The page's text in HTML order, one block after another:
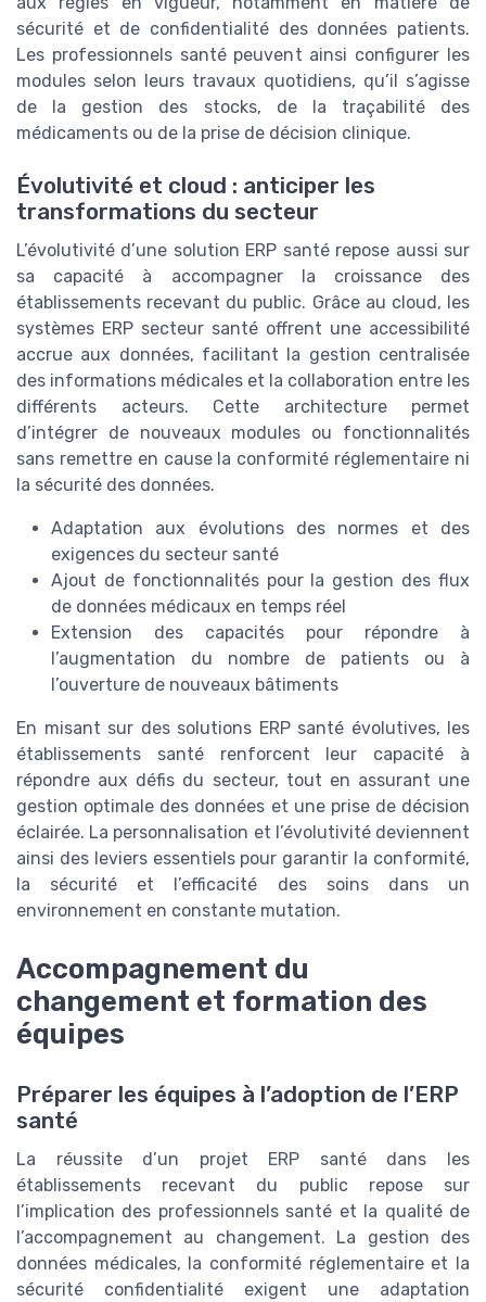
sécurité et de confidentialité des données patients.
Les professionnels santé peuvent ainsi configurer les
modules selon leurs travaux quotidiens, qu’il s’agisse
de la gestion des stocks, de la traçabilité des
médicaments ou de la prise de décision clinique.
Évolutivité et cloud : anticiper les
transformations du secteur
L’évolutivité d’une solution ERP santé repose aussi sur
sa capacité à accompagner la croissance des
établissements recevant du public. Grâce au cloud, les
systèmes ERP secteur santé offrent une accessibilité
accrue aux données, facilitant la gestion centralisée
des informations médicales et la collaboration entre les
différents acteurs. Cette architecture permet
d’intégrer de nouveaux modules ou fonctionnalités
sans remettre en cause la conformité réglementaire ni
la sécurité des données.
Adaptation aux évolutions des normes et des
exigences du secteur santé
Ajout de fonctionnalités pour la gestion des flux
de données médicaux en temps réel
Extension des capacités pour répondre à
l’augmentation du nombre de patients ou à
l’ouverture de nouveaux bâtiments
En misant sur des solutions ERP santé évolutives, les
établissements santé renforcent leur capacité à
répondre aux défis du secteur, tout en assurant une
gestion optimale des données et une prise de décision
éclairée. La personnalisation et l’évolutivité deviennent
ainsi des leviers essentiels pour garantir la conformité,
la sécurité et l’efficacité des soins dans un
environnement en constante mutation.
Accompagnement du
changement et formation des
équipes
Préparer les équipes à l’adoption de l’ERP
santé
La réussite d’un projet ERP santé dans les
établissements recevant du public repose sur
l’implication des professionnels santé et la qualité de
l’accompagnement au changement. La gestion des
données médicales, la conformité réglementaire et la
sécurité confidentialité exigent une adaptation